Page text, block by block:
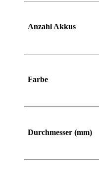
Anzahl Akkus
Farbe
Durchmesser (mm)